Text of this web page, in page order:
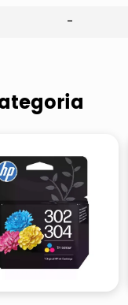
-